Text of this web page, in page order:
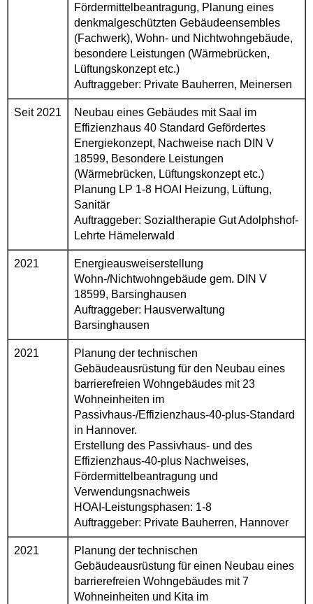
Fördermittelbeantragung, Planung eines
denkmalgeschützten Gebäudeensembles
(Fachwerk), Wohn- und Nichtwohngebäude,
besondere Leistungen (Wärmebrücken,
Lüftungskonzept etc.)
Auftraggeber: Private Bauherren, Meinersen
Seit 2021
Neubau eines Gebäudes mit Saal im
Effizienzhaus 40 Standard Gefördertes
Energiekonzept, Nachweise nach DIN V
18599, Besondere Leistungen
(Wärmebrücken, Lüftungskonzept etc.)
Planung LP 1-8 HOAI Heizung, Lüftung,
Sanitär
Auftraggeber: Sozialtherapie Gut Adolphshof-
Lehrte Hämelerwald
2021
Energieausweiserstellung
Wohn-/Nichtwohngebäude gem. DIN V
18599, Barsinghausen
Auftraggeber: Hausverwaltung
Barsinghausen
2021
Planung der technischen
Gebäudeausrüstung für den Neubau eines
barrierefreien Wohngebäudes mit 23
Wohneinheiten im
Passivhaus-/Effizienzhaus-40-plus-Standard
in Hannover.
Erstellung des Passivhaus- und des
Effizienzhaus-40-plus Nachweises,
Fördermittelbeantragung und
Verwendungsnachweis
HOAI-Leistungsphasen: 1-8
Auftraggeber: Private Bauherren, Hannover
2021
Planung der technischen
Gebäudeausrüstung für einen Neubau eines
barrierefreien Wohngebäudes mit 7
Wohneinheiten und Kita im